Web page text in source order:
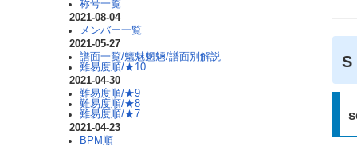
称号一覧
2021-08-04
メンバー一覧
2021-05-27
譜面一覧/魑魅魍魎/譜面別解説
難易度順/★10
2021-04-30
難易度順/★9
難易度順/★8
難易度順/★7
2021-04-23
BPM順
S